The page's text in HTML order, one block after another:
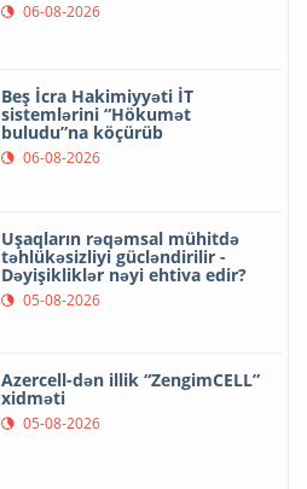
06-08-2026
Beş İcra Hakimiyyəti İT
sistemlərini “Hökumət
buludu”na köçürüb
06-08-2026
Uşaqların rəqəmsal mühitdə
təhlükəsizliyi gücləndirilir -
Dəyişikliklər nəyi ehtiva edir?
05-08-2026
Azercell-dən illik “ZengimCELL”
xidməti
05-08-2026